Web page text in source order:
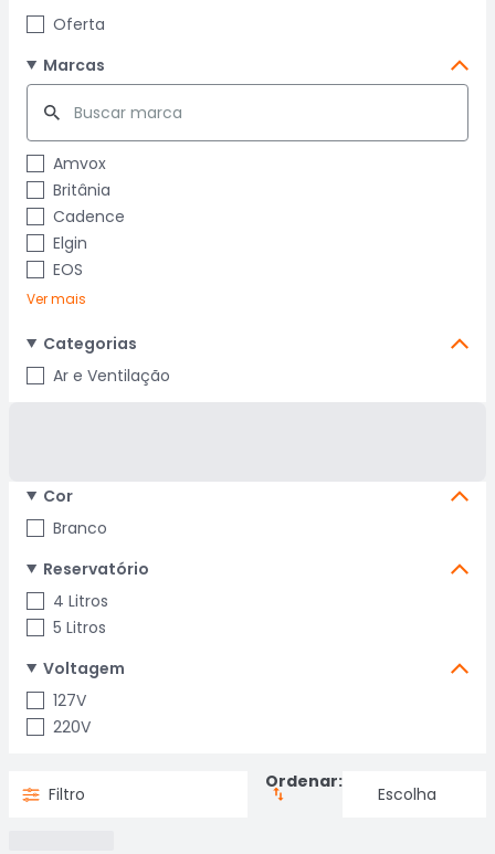
Oferta
Marcas
Amvox
Britânia
Cadence
Elgin
EOS
Ver mais
Categorias
Ar e Ventilação
Cor
Branco
Reservatório
4 Litros
5 Litros
Voltagem
127V
220V
Filtro
Ordenar: